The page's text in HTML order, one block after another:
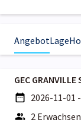
AngebotLage
GEC GRANVILLE
2026-11-01
2